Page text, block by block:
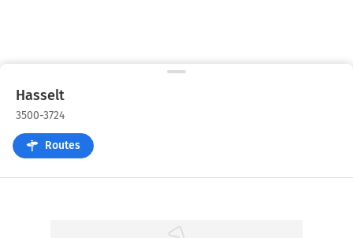
Hasselt
3500-3724
Routes